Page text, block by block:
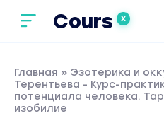
Cours X
Главная » Эзотерика и
Терентьева - Курс-
потенциала человека.
изобилие